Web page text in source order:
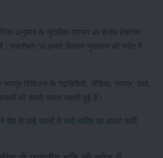
अनुमान के मुताबिक लगभग 40 हजार हेक्टेयर
है। तकरीबन 50 हजार किसान नुकसान की चपेट में
डिविजन के गढ़चिरौली, गोंडिया, नागपुर, वर्धा,
की काफी ज्यादा तबाही हुई है।
देश के कई राज्यों में भारी बारिश का अलर्ट जारी